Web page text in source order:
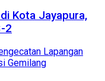
Kota Jayapura,
2